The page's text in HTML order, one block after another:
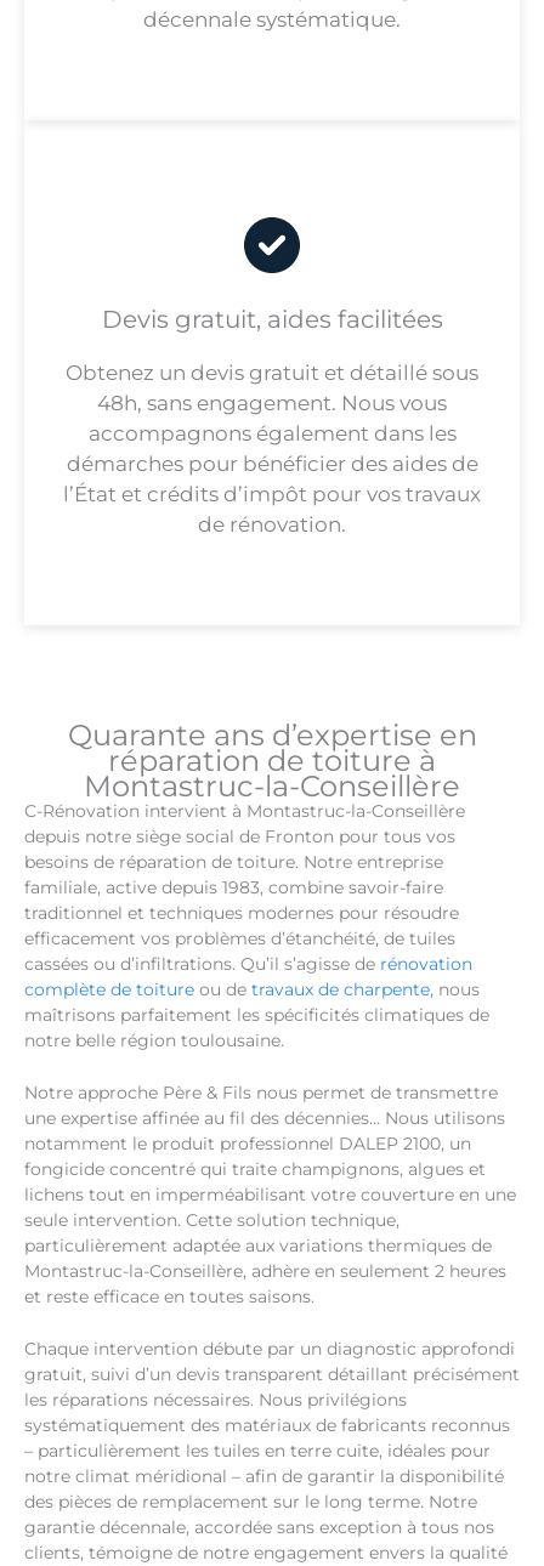
décennale systématique.
Devis gratuit, aides facilitées
Obtenez un devis gratuit et détaillé sous
48h, sans engagement. Nous vous
accompagnons également dans les
démarches pour bénéficier des aides de
l’État et crédits d’impôt pour vos travaux
de rénovation.
Quarante ans d’expertise en
réparation de toiture à
Montastruc-la-Conseillère
C-Rénovation intervient à Montastruc-la-Conseillère
depuis notre siège social de Fronton pour tous vos
besoins de réparation de toiture. Notre entreprise
familiale, active depuis 1983, combine savoir-faire
traditionnel et techniques modernes pour résoudre
efficacement vos problèmes d’étanchéité, de tuiles
cassées ou d’infiltrations. Qu’il s’agisse de rénovation
complète de toiture ou de travaux de charpente, nous
maîtrisons parfaitement les spécificités climatiques de
notre belle région toulousaine.
Notre approche Père & Fils nous permet de transmettre
une expertise affinée au fil des décennies… Nous utilisons
notamment le produit professionnel DALEP 2100, un
fongicide concentré qui traite champignons, algues et
lichens tout en imperméabilisant votre couverture en une
seule intervention. Cette solution technique,
particulièrement adaptée aux variations thermiques de
Montastruc-la-Conseillère, adhère en seulement 2 heures
et reste efficace en toutes saisons.
Chaque intervention débute par un diagnostic approfondi
gratuit, suivi d’un devis transparent détaillant précisément
les réparations nécessaires. Nous privilégions
systématiquement des matériaux de fabricants reconnus
– particulièrement les tuiles en terre cuite, idéales pour
notre climat méridional – afin de garantir la disponibilité
des pièces de remplacement sur le long terme. Notre
garantie décennale, accordée sans exception à tous nos
clients, témoigne de notre engagement envers la qualité